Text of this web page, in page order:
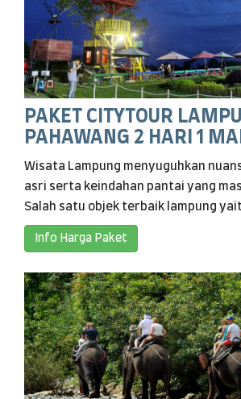
PAKET CITYTOUR
PAHAWANG 2 HARI 1
Wisata Lampung menyuguhkan
asri serta keindahan pantai yang
Salah satu objek terbaik lampung
Info Harga Paket